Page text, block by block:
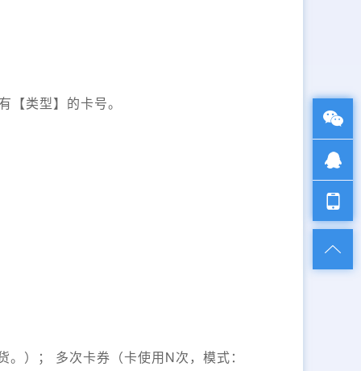
类型】的卡号。
）； 多次卡券（卡使用N次，模式：